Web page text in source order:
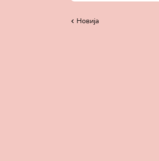
Новија